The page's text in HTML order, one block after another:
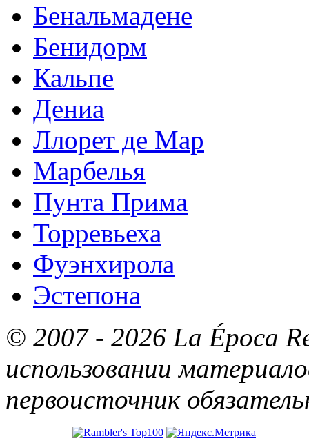
Бенальмадене
Бенидорм
Кальпе
Дениа
Ллорет де Мар
Марбелья
Пунта Прима
Торревьеха
Фуэнхирола
Эстепона
© 2007 - 2026 La Época
использовании
первоисточник